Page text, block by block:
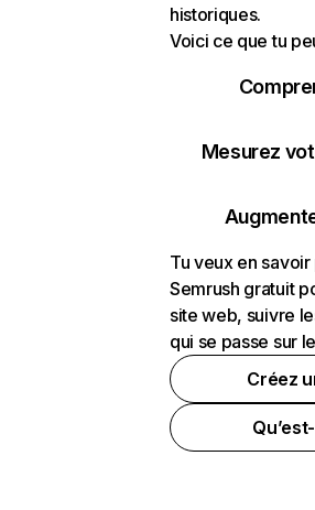
historiques.
Voici ce que tu
Mesurez
Tu veux en
Semrush gratuit
site web, suivre
qui se passe sur
Créez